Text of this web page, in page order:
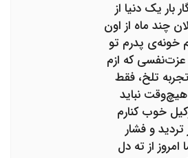
بار یک دنیا از
چند ماه از اون
خونه‌ی پدرم تو
عزت‌نفسی که ازم
تلخ، فقط
نباید
خوب کنارم
تردید و فشار
از ته دل